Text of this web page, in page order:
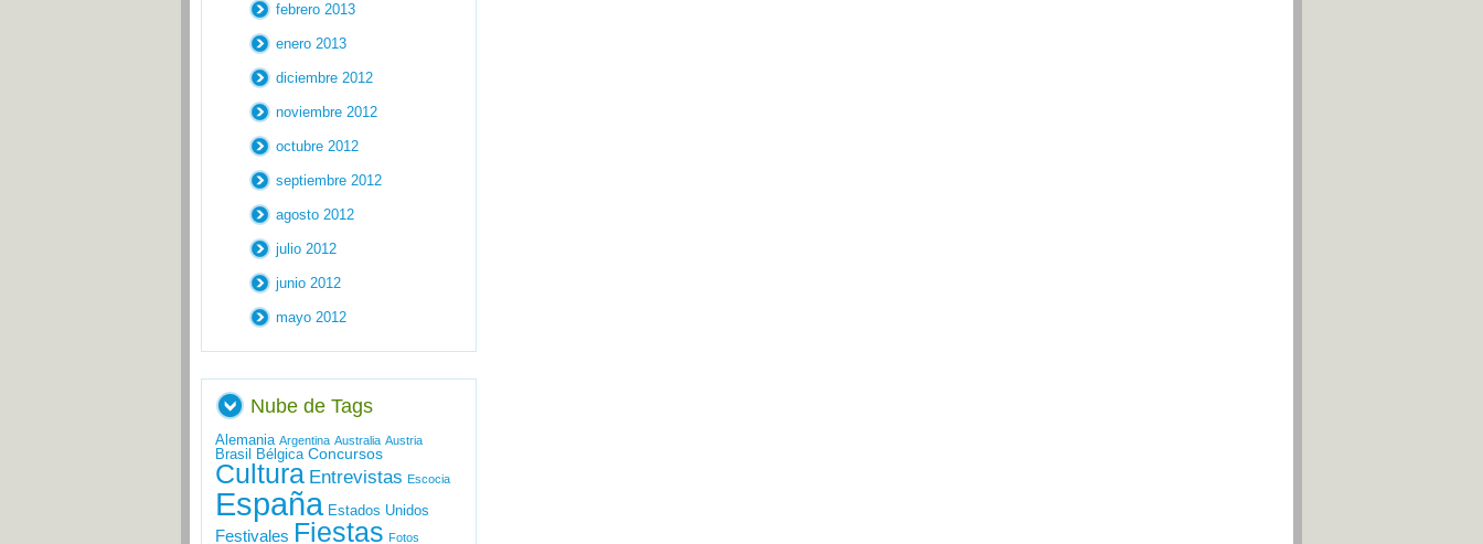
febrero 2013
enero 2013
diciembre 2012
noviembre 2012
octubre 2012
septiembre 2012
agosto 2012
julio 2012
junio 2012
mayo 2012
Nube de Tags
Alemania Argentina Australia Austria
Brasil Bélgica Concursos
Cultura Entrevistas Escocia
España Estados Unidos
Festivales Fiestas Fotos